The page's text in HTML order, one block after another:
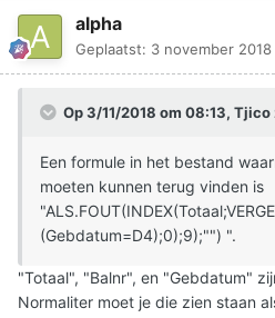
alpha
Geplaatst: 3 november 2018
Op 3/11/2018 om 08:13, Tjico
Een formule in het bestand
moeten kunnen terug vinden is
(Gebdatum=D4);0);9);"") ".
"Totaal", "Balnr", en "Gebdatum"
Normaliter moet je die zien staan